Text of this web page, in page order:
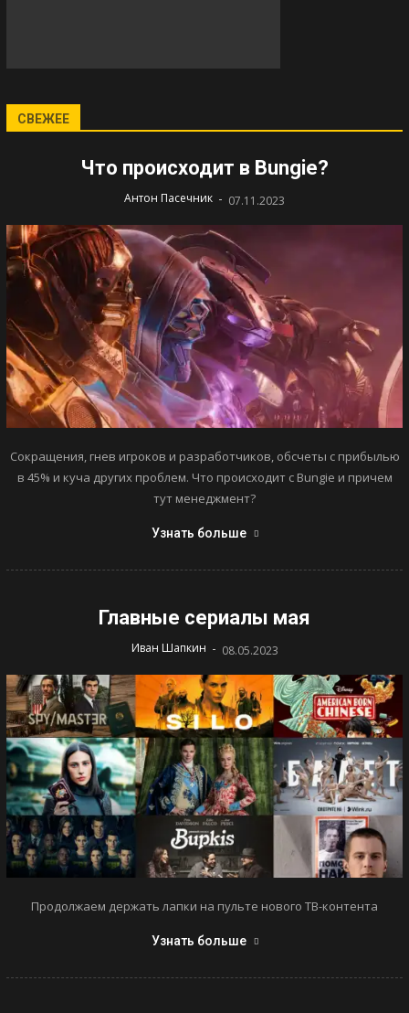
СВЕЖЕЕ
Что происходит в Bungie?
Антон Пасечник - 07.11.2023
Сокращения, гнев игроков и разработчиков, обсчеты с прибылью
в 45% и куча других проблем. Что происходит с Bungie и причем
тут менеджмент?
Узнать больше
Главные сериалы мая
Иван Шапкин - 08.05.2023
Продолжаем держать лапки на пульте нового ТВ-контента
Узнать больше